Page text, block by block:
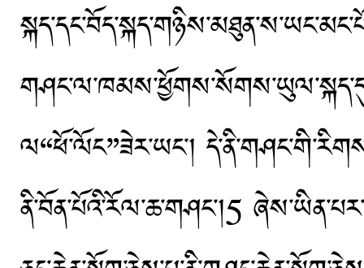
ལ“ཕོ་ལོང”ཟེར་ཡང་།
ནི་བོན་པོའི་རོལ་ཆ་གཤང་།5